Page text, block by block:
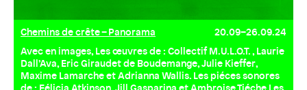
Chemins de crête – Panorama
20.09–26.09.24
Avec en images, Les œuvres de : Collectif M.U.L.O.T. , Laurie
Dall’Ava, Eric Giraudet de Boudemange, Julie Kieffer,
Maxime Lamarche et Adrianna Wallis. Les piéces sonores